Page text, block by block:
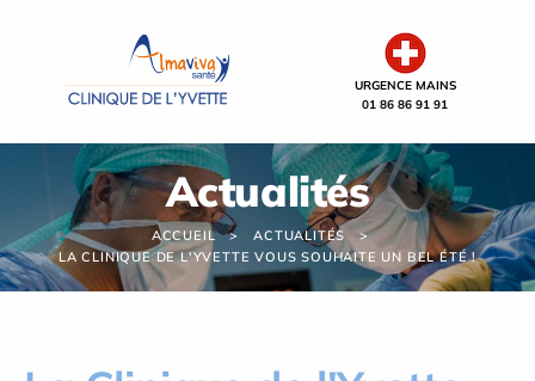
URGENCE MAINS
01 86 86 91 91
Actualités
ACCUEIL
ACTUALITÉS
LA CLINIQUE DE L'YVETTE VOUS SOUHAITE UN BEL ÉTÉ !